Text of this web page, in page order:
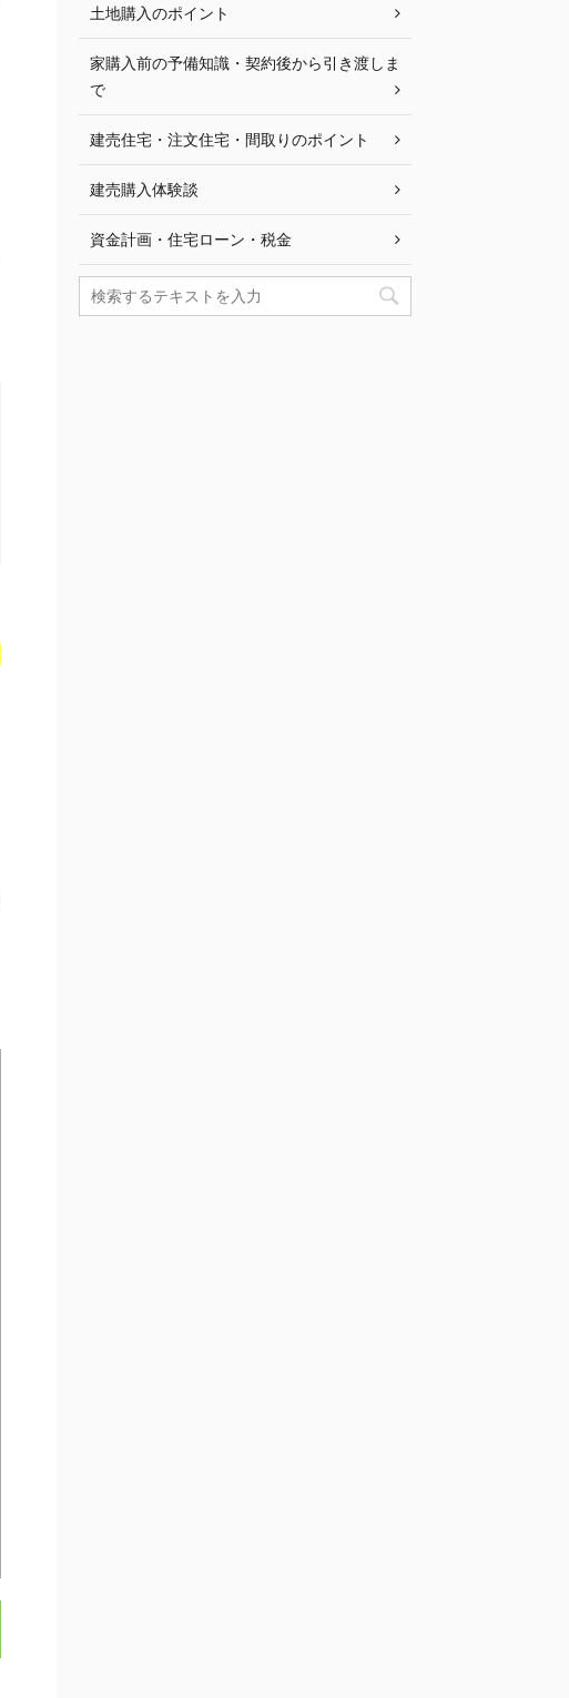
土地購入のポイント
家購入前の予備知識・契約後から引き渡しま
で
建売住宅・注文住宅・間取りのポイント
建売購入体験談
資金計画・住宅ローン・税金